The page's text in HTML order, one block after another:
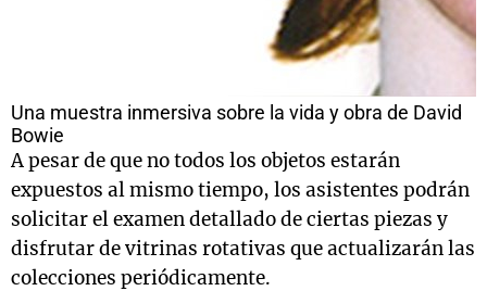
Una muestra inmersiva sobre la vida y obra de David
Bowie
A pesar de que no todos los objetos estarán
expuestos al mismo tiempo, los asistentes podrán
solicitar el examen detallado de ciertas piezas y
disfrutar de vitrinas rotativas que actualizarán las
colecciones periódicamente.